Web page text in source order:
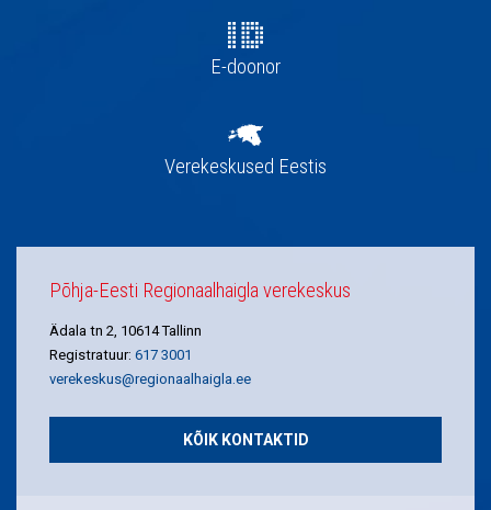
E-doonor
Verekeskused Eestis
Põhja-Eesti Regionaalhaigla verekeskus
Ädala tn 2, 10614 Tallinn
Registratuur: 617 3001
verekeskus@regionaalhaigla.ee
KÕIK KONTAKTID